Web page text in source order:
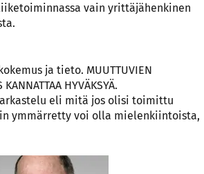
vain yrittäjähenkinen
ja tieto. MUUTTUVIEN
HYVÄKSYÄ.
eli mitä jos olisi toimittu
ymmärretty voi olla mielenkiintoista,